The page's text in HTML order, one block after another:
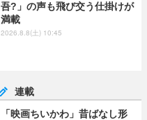
吾?」の声も飛び交う仕掛けが
満載
2026.8.8(土) 10:45
連載
「映画ちいかわ」昔ばなし形